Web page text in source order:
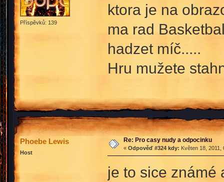
Příspěvků: 139
ktora je na
ma rad
hadzet míč.....
Hru mužete
Phoebe Lewis
Host
Re: Pro casy nudy a odpocinku
« Odpověď #324 kdy: Květen 18, 2011,
je to sice